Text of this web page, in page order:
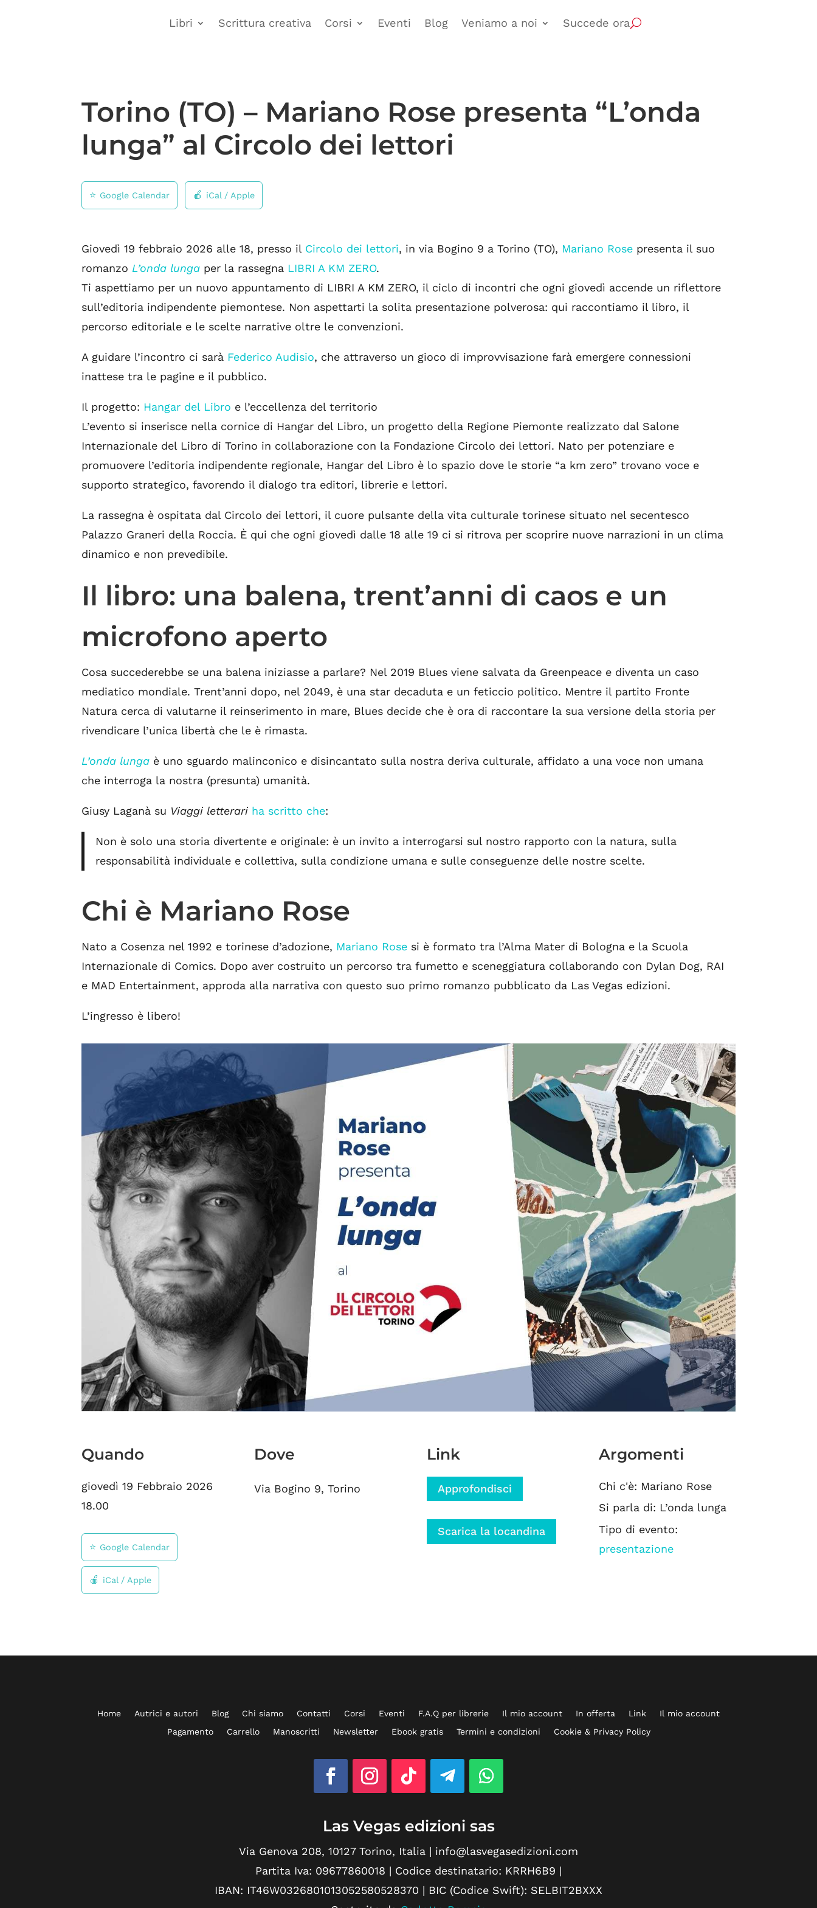
Libri Scrittura creativa Corsi Eventi Blog Veniamo a noi Succede ora
Torino (TO) – Mariano Rose presenta “L’onda
lunga” al Circolo dei lettori
Google Calendar iCal / Apple
Giovedì 19 febbraio 2026 alle 18, presso il Circolo dei lettori, in via Bogino 9 a Torino (TO), Mariano Rose presenta il suo
romanzo L’onda lunga per la rassegna LIBRI A KM ZERO.
Ti aspettiamo per un nuovo appuntamento di LIBRI A KM ZERO, il ciclo di incontri che ogni giovedì accende un riflettore
sull’editoria indipendente piemontese. Non aspettarti la solita presentazione polverosa: qui raccontiamo il libro, il
percorso editoriale e le scelte narrative oltre le convenzioni.
A guidare l’incontro ci sarà Federico Audisio, che attraverso un gioco di improvvisazione farà emergere connessioni
inattese tra le pagine e il pubblico.
Il progetto: Hangar del Libro e l’eccellenza del territorio
L’evento si inserisce nella cornice di Hangar del Libro, un progetto della Regione Piemonte realizzato dal Salone
Internazionale del Libro di Torino in collaborazione con la Fondazione Circolo dei lettori. Nato per potenziare e
promuovere l’editoria indipendente regionale, Hangar del Libro è lo spazio dove le storie “a km zero” trovano voce e
supporto strategico, favorendo il dialogo tra editori, librerie e lettori.
La rassegna è ospitata dal Circolo dei lettori, il cuore pulsante della vita culturale torinese situato nel secentesco
Palazzo Graneri della Roccia. È qui che ogni giovedì dalle 18 alle 19 ci si ritrova per scoprire nuove narrazioni in un clima
dinamico e non prevedibile.
Il libro: una balena, trent’anni di caos e un
microfono aperto
Cosa succederebbe se una balena iniziasse a parlare? Nel 2019 Blues viene salvata da Greenpeace e diventa un caso
mediatico mondiale. Trent’anni dopo, nel 2049, è una star decaduta e un feticcio politico. Mentre il partito Fronte
Natura cerca di valutarne il reinserimento in mare, Blues decide che è ora di raccontare la sua versione della storia per
rivendicare l’unica libertà che le è rimasta.
L’onda lunga è uno sguardo malinconico e disincantato sulla nostra deriva culturale, affidato a una voce non umana
che interroga la nostra (presunta) umanità.
Giusy Laganà su Viaggi letterari ha scritto che:
Non è solo una storia divertente e originale: è un invito a interrogarsi sul nostro rapporto con la natura, sulla
responsabilità individuale e collettiva, sulla condizione umana e sulle conseguenze delle nostre scelte.
Chi è Mariano Rose
Nato a Cosenza nel 1992 e torinese d’adozione, Mariano Rose si è formato tra l’Alma Mater di Bologna e la Scuola
Internazionale di Comics. Dopo aver costruito un percorso tra fumetto e sceneggiatura collaborando con Dylan Dog, RAI
e MAD Entertainment, approda alla narrativa con questo suo primo romanzo pubblicato da Las Vegas edizioni.
L’ingresso è libero!
Quando
giovedì 19 Febbraio 2026
18.00
Google Calendar
iCal / Apple
Dove
Via Bogino 9, Torino
Link
Approfondisci
Scarica la locandina
Argomenti
Chi c'è: Mariano Rose
Si parla di: L’onda lunga
Tipo di evento:
presentazione
Home Autrici e autori Blog Chi siamo Contatti Corsi Eventi F.A.Q per librerie Il mio account In offerta Link
Il mio account
Pagamento
Carrello Manoscritti Newsletter Ebook gratis Termini e condizioni Cookie & Privacy Policy
Las Vegas edizioni sas
Via Genova 208, 10127 Torino, Italia | info@lasvegasedizioni.com
Partita Iva: 09677860018 | Codice destinatario: KRRH6B9 |
IBAN: IT46W0326801013052580528370 | BIC (Codice Swift): SELBIT2BXXX